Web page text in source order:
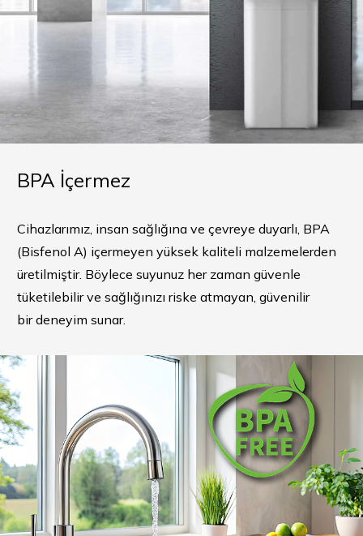
BPA İçermez
Cihazlarımız, insan sağlığına ve çevreye duyarlı, BPA
(Bisfenol A) içermeyen yüksek kaliteli malzemelerden
üretilmiştir. Böylece suyunuz her zaman güvenle
tüketilebilir ve sağlığınızı riske atmayan, güvenilir
bir deneyim sunar.